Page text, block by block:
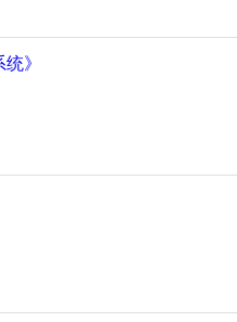
》
生，再来一次！
震耳欲聋令大地震颤的闷雷声也